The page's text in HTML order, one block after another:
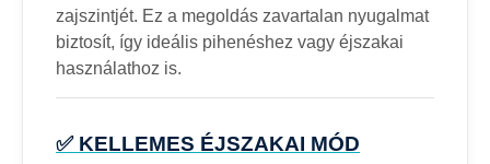
zajszintjét. Ez a megoldás zavartalan nyugalmat
biztosít, így ideális pihenéshez vagy éjszakai
használathoz is.
✅ KELLEMES ÉJSZAKAI MÓD